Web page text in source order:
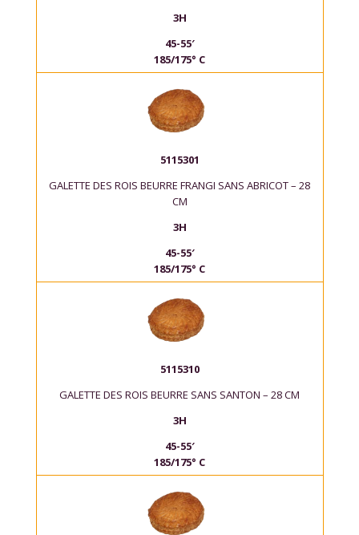
3H
45-55′
185/175° C
5115301
GALETTE DES ROIS BEURRE FRANGI SANS ABRICOT – 28
CM
3H
45-55′
185/175° C
5115310
GALETTE DES ROIS BEURRE SANS SANTON – 28 CM
3H
45-55′
185/175° C